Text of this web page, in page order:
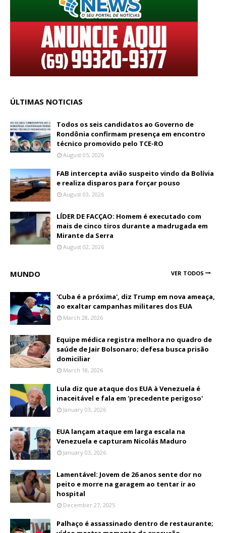
ÚLTIMAS NOTICIAS
Todos os seis candidatos ao Governo de
Rondônia confirmam presença em encontro
técnico promovido pelo TCE-RO
August 05, 2026
FAB intercepta avião suspeito vindo da Bolívia
e realiza disparos para forçar pouso
August 03, 2026
LÍDER DE FACÇAO: Homem é executado com
mais de cinco tiros durante a madrugada em
Mirante da Serra
August 02, 2026
MUNDO VER TODOS
'Cuba é a próxima', diz Trump em nova ameaça,
ao exaltar campanhas militares dos EUA
March 28, 2026
Equipe médica registra melhora no quadro de
saúde de Jair Bolsonaro; defesa busca prisão
domiciliar
March 18, 2026
Lula diz que ataque dos EUA à Venezuela é
inaceitável e fala em 'precedente perigoso'
January 03, 2026
EUA lançam ataque em larga escala na
Venezuela e capturam Nicolás Maduro
January 03, 2026
Lamentável: Jovem de 26 anos sente dor no
peito e morre na garagem ao tentar ir ao
hospital
December 27, 2025
Palhaço é assassinado dentro de restaurante;